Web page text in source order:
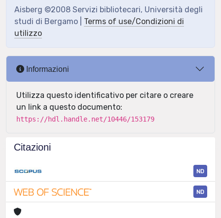
Aisberg ©2008 Servizi bibliotecari, Università degli
studi di Bergamo | Terms of use/Condizioni di
utilizzo
Informazioni
Utilizza questo identificativo per citare o creare
un link a questo documento:
https://hdl.handle.net/10446/153179
Citazioni
ND
ND